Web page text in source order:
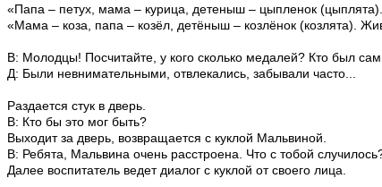
«Папа – петух, мама – курица, детеныш – цыпленок
«Мама – коза, папа – козёл, детёныш – козлёнок (козлята).
В: Молодцы! Посчитайте, у кого сколько медалей? Кто был
Д: Были невнимательными, отвлекались, забывали часто...
Раздается стук в дверь.
В: Кто бы это мог быть?
Выходит за дверь, возвращается с куклой Мальвиной.
В: Ребята, Мальвина очень расстроена. Что с тобой
Далее воспитатель ведет диалог с куклой от своего лица.